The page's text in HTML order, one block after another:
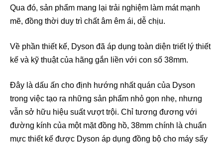
Qua đó, sản phẩm mang lại trải nghiệm làm mát mạnh
mẽ, đồng thời duy trì chất âm êm ái, dễ chịu.
Về phần thiết kế, Dyson đã áp dụng toàn diện triết lý thiết
kế và kỹ thuật của hãng gắn liền với con số 38mm.
Đây là dấu ấn cho định hướng nhất quán của Dyson
trong việc tạo ra những sản phẩm nhỏ gọn nhẹ, nhưng
vẫn sở hữu hiệu suất vượt trội. Chỉ tương đương với
đường kính của một mặt đồng hồ, 38mm chính là chuẩn
mực thiết kế được Dyson áp dụng đồng bộ cho máy sấy